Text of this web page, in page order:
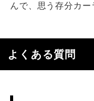
んで、思う存分カー
よくある質問